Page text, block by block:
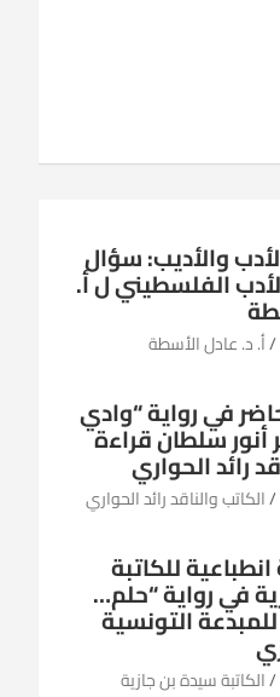
والأديب: سؤال
الفلسطيني ل أ.
أ. د. عادل الأسطة
في رواية “وادي
أنور سلطان قراءة
رائد الحواري
الكاتب والناقد رائد الحواري
للكاتبة
في رواية “حلم…
التونسية
الكاتبة سيدة بن جازية